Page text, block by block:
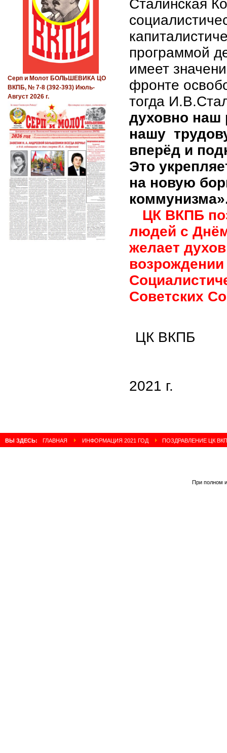
Сталинская
программой
имеет
фронте
тогда
духовно наш
нашу
вперёд и
Это
на новую
ЦК ВКПБ
людей с
желает
Советских
ЦК ВКПБ
2021 г.
Серп и Молот БОЛЬШЕВИКА ЦО
ВКПБ, № 7-8 (392-393) Июль-
Август 2026 г.
ВЫ ЗДЕСЬ: ГЛАВНАЯ ИНФОРМАЦИЯ 2021 ГОД ПОЗДРАВЛЕНИЕ ЦК
При полном